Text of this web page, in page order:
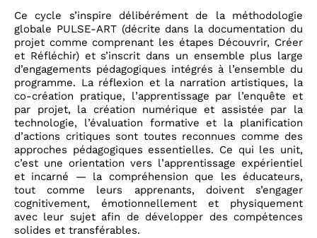
Ce cycle s’inspire délibérément de la méthodologie
globale PULSE-ART (décrite dans la documentation du
projet comme comprenant les étapes Découvrir, Créer
et Réfléchir) et s’inscrit dans un ensemble plus large
d’engagements pédagogiques intégrés à l’ensemble du
programme. La réflexion et la narration artistiques, la
co-création pratique, l’apprentissage par l’enquête et
par projet, la création numérique et assistée par la
technologie, l’évaluation formative et la planification
d’actions critiques sont toutes reconnues comme des
approches pédagogiques essentielles. Ce qui les unit,
c’est une orientation vers l’apprentissage expérientiel
et incarné — la compréhension que les éducateurs,
tout comme leurs apprenants, doivent s’engager
cognitivement, émotionnellement et physiquement
avec leur sujet afin de développer des compétences
solides et transférables.